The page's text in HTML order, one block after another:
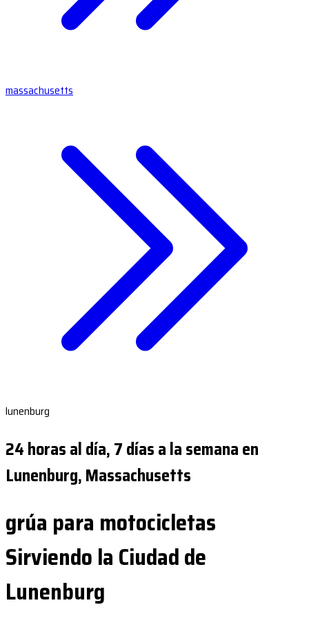
massachusetts
lunenburg
24 horas al día, 7 días a la semana en
Lunenburg, Massachusetts
grúa para motocicletas
Sirviendo la Ciudad de
Lunenburg